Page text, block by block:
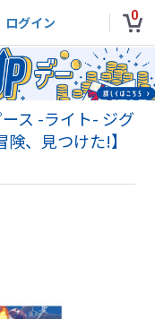
ログイン 0
ス -ライト- ジグ
、見つけた!】